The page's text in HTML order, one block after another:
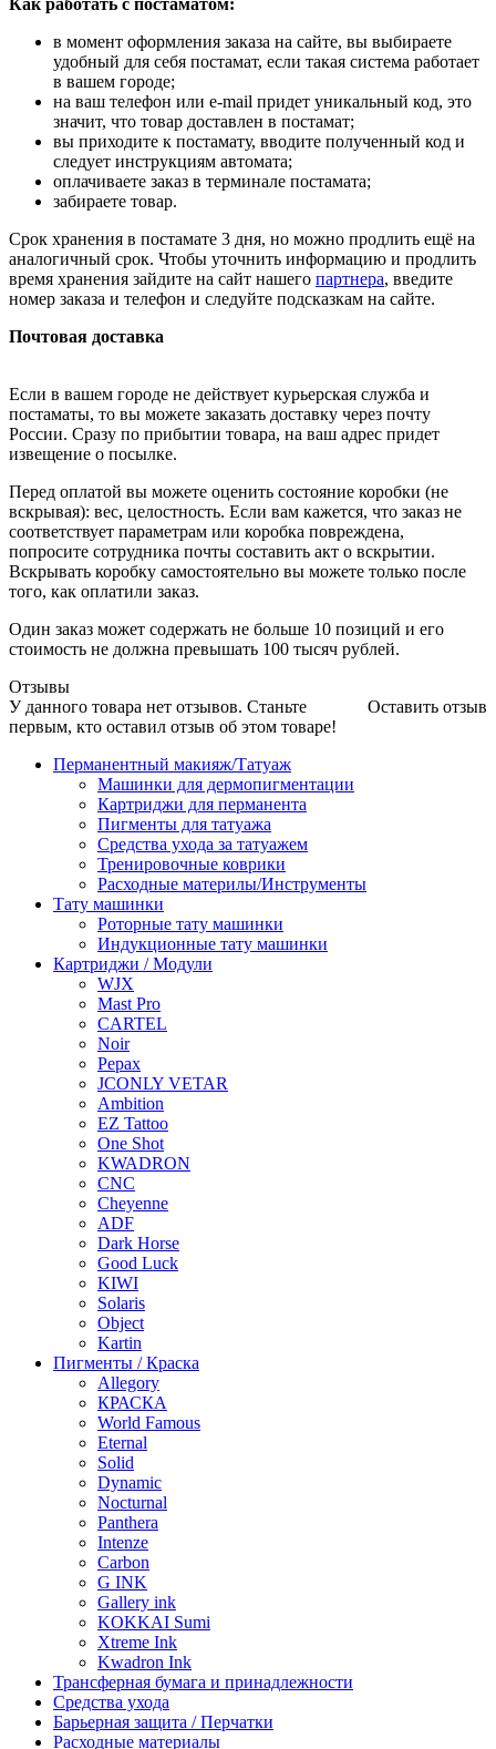
Как работать с постаматом:
в момент оформления заказа на сайте, вы выбираете
удобный для себя постамат, если такая система работает
в вашем городе;
на ваш телефон или e-mail придет уникальный код, это
значит, что товар доставлен в постамат;
вы приходите к постамату, вводите полученный код и
следует инструкциям автомата;
оплачиваете заказ в терминале постамата;
забираете товар.
Срок хранения в постамате 3 дня, но можно продлить ещё на
аналогичный срок. Чтобы уточнить информацию и продлить
время хранения зайдите на сайт нашего партнера, введите
номер заказа и телефон и следуйте подсказкам на сайте.
Почтовая доставка
Если в вашем городе не действует курьерская служба и
постаматы, то вы можете заказать доставку через почту
России. Сразу по прибытии товара, на ваш адрес придет
извещение о посылке.
Перед оплатой вы можете оценить состояние коробки (не
вскрывая): вес, целостность. Если вам кажется, что заказ не
соответствует параметрам или коробка повреждена,
попросите сотрудника почты составить акт о вскрытии.
Вскрывать коробку самостоятельно вы можете только после
того, как оплатили заказ.
Один заказ может содержать не больше 10 позиций и его
стоимость не должна превышать 100 тысяч рублей.
Отзывы
Оставить отзыв
У данного товара нет отзывов. Станьте
первым, кто оставил отзыв об этом товаре!
Перманентный макияж/Татуаж
Машинки для дермопигментации
Картриджи для перманента
Пигменты для татуажа
Средства ухода за татуажем
Тренировочные коврики
Расходные материлы/Инструменты
Тату машинки
Роторные тату машинки
Индукционные тату машинки
Картриджи / Модули
WJX
Mast Pro
CARTEL
Noir
Pepax
JCONLY VETAR
Ambition
EZ Tattoo
One Shot
KWADRON
CNC
Cheyenne
ADF
Dark Horse
Good Luck
KIWI
Solaris
Object
Kartin
Пигменты / Краска
Allegory
КРАСКА
World Famous
Eternal
Solid
Dynamic
Nocturnal
Panthera
Intenze
Carbon
G INK
Gallery ink
KOKKAI Sumi
Xtreme Ink
Kwadron Ink
Трансферная бумага и принадлежности
Средства ухода
Барьерная защита / Перчатки
Расходные материалы